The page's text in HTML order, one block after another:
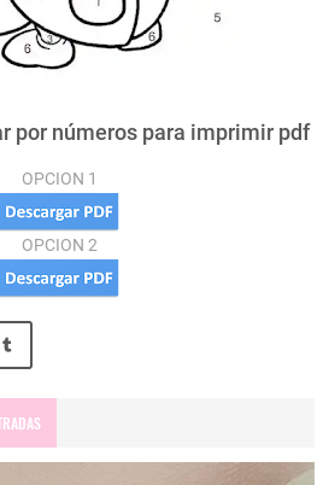
por números para imprimir pdf
OPCION 1
OPCION 2